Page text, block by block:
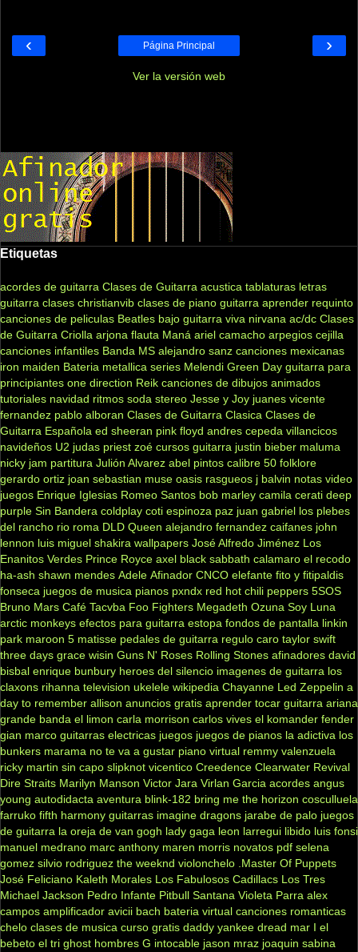
‹ ›
Página Principal
Ver la versión web
Etiquetas
acordes de guitarra Clases de Guitarra acustica tablaturas letras
guitarra clases christianvib clases de piano guitarra aprender requinto
canciones de peliculas Beatles bajo guitarra viva nirvana ac/dc Clases
de Guitarra Criolla arjona flauta Maná ariel camacho arpegios cejilla
canciones infantiles Banda MS alejandro sanz canciones mexicanas
iron maiden Bateria metallica series Melendi Green Day guitarra para
principiantes one direction Reik canciones de dibujos animados
tutoriales navidad ritmos soda stereo Jesse y Joy juanes vicente
fernandez pablo alboran Clases de Guitarra Clasica Clases de
Guitarra Española ed sheeran pink floyd andres cepeda villancicos
navideños U2 judas priest zoé cursos guitarra justin bieber maluma
nicky jam partitura Julión Alvarez abel pintos calibre 50 folklore
gerardo ortiz joan sebastian muse oasis rasgueos j balvin notas video
juegos Enrique Iglesias Romeo Santos bob marley camila cerati deep
purple Sin Bandera coldplay coti espinoza paz juan gabriel los plebes
del rancho rio roma DLD Queen alejandro fernandez caifanes john
lennon luis miguel shakira wallpapers José Alfredo Jiménez Los
Enanitos Verdes Prince Royce axel black sabbath calamaro el recodo
ha-ash shawn mendes Adele Afinador CNCO elefante fito y fitipaldis
fonseca juegos de musica pianos pxndx red hot chili peppers 5SOS
Bruno Mars Café Tacvba Foo Fighters Megadeth Ozuna Soy Luna
arctic monkeys efectos para guitarra estopa fondos de pantalla linkin
park maroon 5 matisse pedales de guitarra regulo caro taylor swift
three days grace wisin Guns N' Roses Rolling Stones afinadores david
bisbal enrique bunbury heroes del silencio imagenes de guitarra los
claxons rihanna television ukelele wikipedia Chayanne Led Zeppelin a
day to remember allison anuncios gratis aprender tocar guitarra ariana
grande banda el limon carla morrison carlos vives el komander fender
gian marco guitarras electricas juegos juegos de pianos la adictiva los
bunkers marama no te va a gustar piano virtual remmy valenzuela
ricky martin sin capo slipknot vicentico Creedence Clearwater Revival
Dire Straits Marilyn Manson Victor Jara Virlan Garcia acordes angus
young autodidacta aventura blink-182 bring me the horizon cosculluela
farruko fifth harmony guitarras imagine dragons jarabe de palo juegos
de guitarra la oreja de van gogh lady gaga leon larregui libido luis fonsi
manuel medrano marc anthony maren morris novatos pdf selena
gomez silvio rodriguez the weeknd violonchelo .Master Of Puppets
José Feliciano Kaleth Morales Los Fabulosos Cadillacs Los Tres
Michael Jackson Pedro Infante Pitbull Santana Violeta Parra alex
campos amplificador avicii bach bateria virtual canciones romanticas
chelo clases de musica curso gratis daddy yankee dread mar I el
bebeto el tri ghost hombres G intocable jason mraz joaquin sabina